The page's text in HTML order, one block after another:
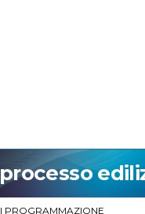
PROGRAMMAZIONE